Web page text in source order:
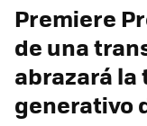
Premiere
de una
abrazará
generativo